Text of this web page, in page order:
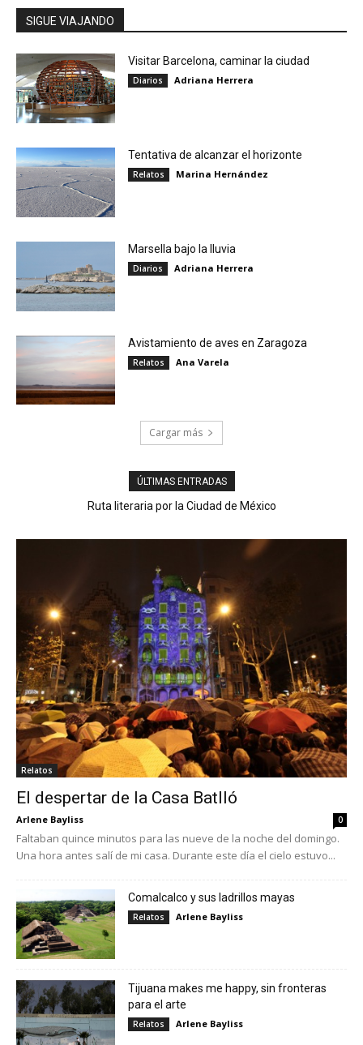
SIGUE VIAJANDO
Visitar Barcelona, caminar la ciudad
Diarios Adriana Herrera
Tentativa de alcanzar el horizonte
Relatos Marina Hernández
Marsella bajo la lluvia
Diarios Adriana Herrera
Avistamiento de aves en Zaragoza
Relatos Ana Varela
Cargar más
ÚLTIMAS ENTRADAS
Ruta literaria por la Ciudad de México
Agave en vena: tequila, mezcal y pulque
Relatos
El despertar de la Casa Batlló
Arlene Bayliss 0
Faltaban quince minutos para las nueve de la noche del domingo.
Una hora antes salí de mi casa. Durante este día el cielo estuvo...
Comalcalco y sus ladrillos mayas
Relatos Arlene Bayliss
Tijuana makes me happy, sin fronteras
para el arte
Relatos Arlene Bayliss